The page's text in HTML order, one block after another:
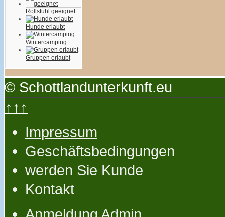
Rollstuhl geeignet
Hunde erlaubt
Wintercamping
Gruppen erlaubt
© Schottlandunterkunft.eu
↑↑↑
Impressum
Geschäftsbedingungen
werden Sie Kunde
Kontakt